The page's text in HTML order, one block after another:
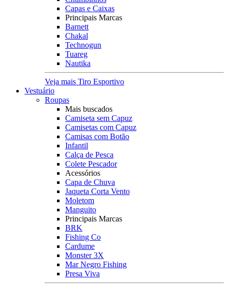
Capas e Caixas
Principais Marcas
Barnett
Chakal
Technogun
Tuareg
Nautika
Veja mais Tiro Esportivo
Vestuário
Roupas
Mais buscados
Camiseta sem Capuz
Camisetas com Capuz
Camisas com Botão
Infantil
Calça de Pesca
Colete Pescador
Acessórios
Capa de Chuva
Jaqueta Corta Vento
Moletom
Manguito
Principais Marcas
BRK
Fishing Co
Cardume
Monster 3X
Mar Negro Fishing
Presa Viva